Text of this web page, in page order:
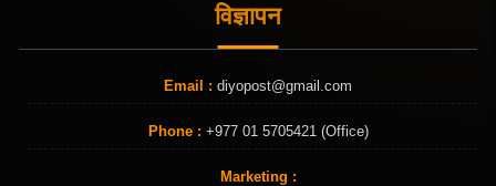
विज्ञापन
Email : diyopost@gmail.com
Phone : +977 01 5705421 (Office)
Marketing :